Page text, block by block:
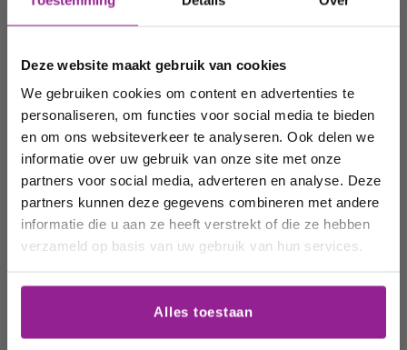
Deze website maakt gebruik van cookies
We gebruiken cookies om content en advertenties te
personaliseren, om functies voor social media te bieden
en om ons websiteverkeer te analyseren. Ook delen we
informatie over uw gebruik van onze site met onze
partners voor social media, adverteren en analyse. Deze
partners kunnen deze gegevens combineren met andere
informatie die u aan ze heeft verstrekt of die ze hebben
verzameld op basis van uw gebruik van hun services.
Alles toestaan
Bent u, net als wij, enthousiast (geraakt) over
mousserende wijn, maar weet u niet goed welke wijn u
eenpersoonlijk wijnadvies aan. Bij iedere gelegenheid
en voor elke smaak hebben wij een passende wijn in
ons assortiment. Ook online helpen wij graag bij het
bepalen van uw keuze door middel van uw
eigen smaakprofiel.
De lekkerstemousserendewijnen
online bestellen bij BergoVino?
veilig en makkelijk online. Ons assortiment bestaat uit
witte wijnen, rode wijnen
mousserende wijnen en dessert wijnen
meest toonaangevende wijnlanden en regio's. Tevens
korting op uw
volgende
order!
Wij houden u graag op de
hoogte van onze acties,
wijnhuizen en uw
favoriete wijnen!